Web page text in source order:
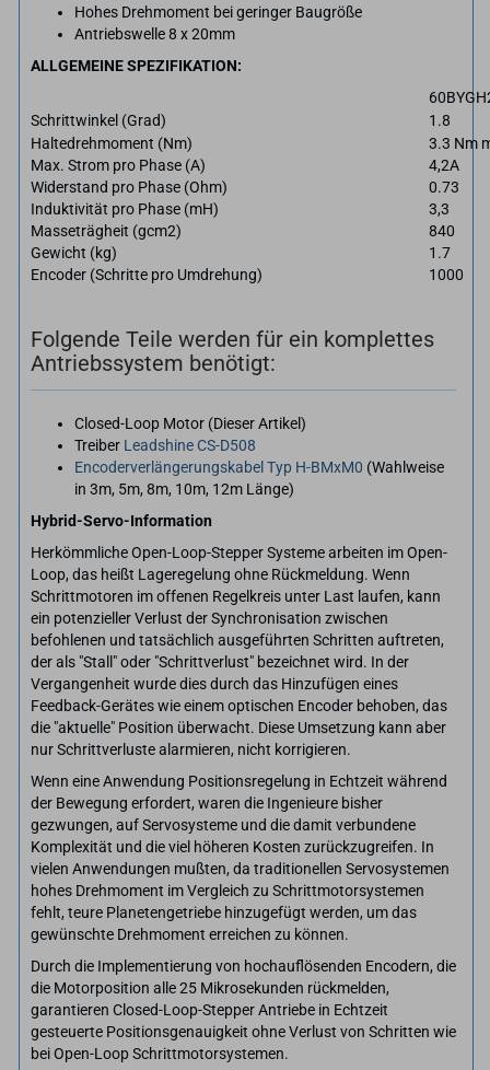
Hohes Drehmoment bei geringer Baugröße
Antriebswelle 8 x 20mm
ALLGEMEINE SPEZIFIKATION:
Schrittwinkel (Grad)
1.8
Haltedrehmoment (Nm)
3.3 Nm
Max. Strom pro Phase (A)
4,2A
Widerstand pro Phase (Ohm)
0.73
Induktivität pro Phase (mH)
3,3
Masseträgheit (gcm2)
840
Gewicht (kg)
1.7
Encoder (Schritte pro Umdrehung)
1000
Folgende Teile werden für ein komplettes
Antriebssystem benötigt:
Closed-Loop Motor (Dieser Artikel)
Treiber Leadshine CS-D508
Encoderverlängerungskabel Typ H-BMxM0 (Wahlweise
in 3m, 5m, 8m, 10m, 12m Länge)
Hybrid-Servo-Information
Herkömmliche Open-Loop-Stepper Systeme arbeiten im Open-
Loop, das heißt Lageregelung ohne Rückmeldung. Wenn
Schrittmotoren im offenen Regelkreis unter Last laufen, kann
ein potenzieller Verlust der Synchronisation zwischen
befohlenen und tatsächlich ausgeführten Schritten auftreten,
der als "Stall" oder "Schrittverlust" bezeichnet wird. In der
Vergangenheit wurde dies durch das Hinzufügen eines
Feedback-Gerätes wie einem optischen Encoder behoben, das
die "aktuelle" Position überwacht. Diese Umsetzung kann aber
nur Schrittverluste alarmieren, nicht korrigieren.
Wenn eine Anwendung Positionsregelung in Echtzeit während
der Bewegung erfordert, waren die Ingenieure bisher
gezwungen, auf Servosysteme und die damit verbundene
Komplexität und die viel höheren Kosten zurückzugreifen. In
vielen Anwendungen mußten, da traditionellen Servosystemen
hohes Drehmoment im Vergleich zu Schrittmotorsystemen
fehlt, teure Planetengetriebe hinzugefügt werden, um das
gewünschte Drehmoment erreichen zu können.
Durch die Implementierung von hochauflösenden Encodern, die
die Motorposition alle 25 Mikrosekunden rückmelden,
garantieren Closed-Loop-Stepper Antriebe in Echtzeit
gesteuerte Positionsgenauigkeit ohne Verlust von Schritten wie
bei Open-Loop Schrittmotorsystemen.